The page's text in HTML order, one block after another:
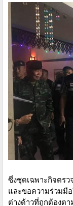
ซึ่งชุดเฉพาะกิจตร
และขอความร่วมมื
ต่างด้าวที่ถูกต้องต